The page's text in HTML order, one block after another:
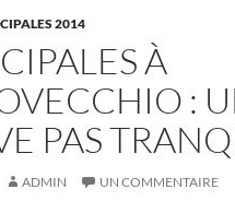
2014
À
:
PAS
ADMIN UN COMMENTAIRE